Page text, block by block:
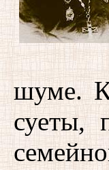
шуме.
суеты,